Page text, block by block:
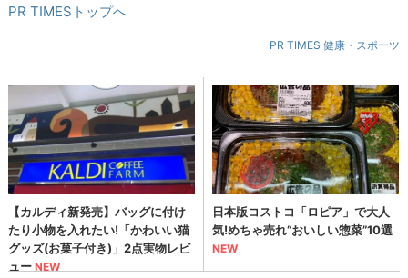
PR TIMESトップへ
PR TIMES 健康・スポーツ